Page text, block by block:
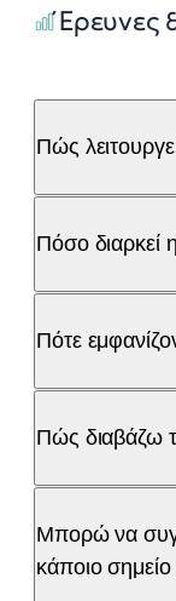
Έρευνες
Πώς
Πόσο διαρκεί
Πότε
Πώς διαβάζω
Μπορώ να
κάποιο